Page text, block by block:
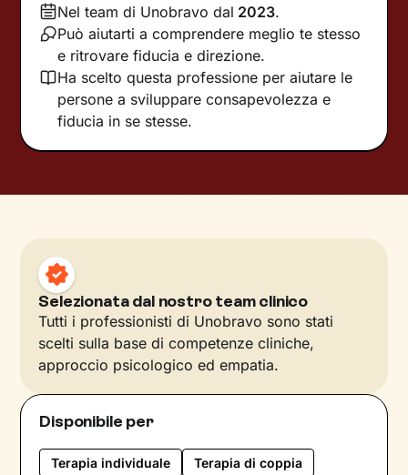
Nel team di Unobravo dal 2023.
Può aiutarti a comprendere meglio te stesso
e ritrovare fiducia e direzione.
Ha scelto questa professione per aiutare le
persone a sviluppare consapevolezza e
fiducia in se stesse.
Selezionata dal nostro team clinico
Tutti i professionisti di Unobravo sono stati
scelti sulla base di competenze cliniche,
approccio psicologico ed empatia.
Disponibile per
Terapia individuale Terapia di coppia